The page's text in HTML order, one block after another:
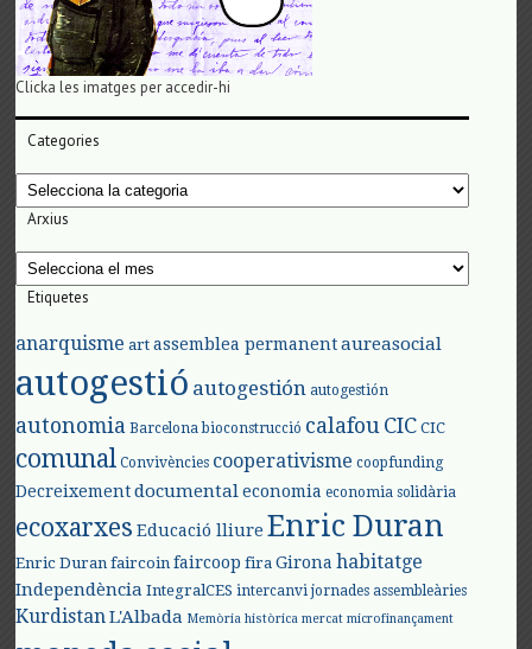
Clicka les imatges per accedir-hi
Categories
Categories
Arxius
Arxius
Etiquetes
anarquisme art assemblea permanent aureasocial
autogestió autogestión autogestión
autonomia Barcelona bioconstrucció calafouCIC CIC
comunal Convivències cooperativisme coopfunding
Decreixement documental economia economia solidària
ecoxarxes Educació lliure Enric Duran
Enric Duran faircoin faircoop fira Girona habitatge
Independència IntegralCES intercanvi jornades assembleàries
KurdistanL'Albada Memòria històrica mercat microfinançament